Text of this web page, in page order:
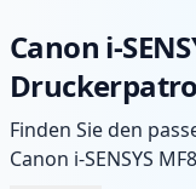
Canon i-
Finden Sie den
Canon i-SENSYS